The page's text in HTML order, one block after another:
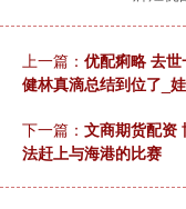
上一篇： 优配痢略 去
健林真滴总结到位了_
下一篇： 文商期货配资
法赶上与海港的比赛